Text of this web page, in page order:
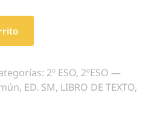
2º ESO, 2ºESO —
, ED. SM, LIBRO DE TEXTO,